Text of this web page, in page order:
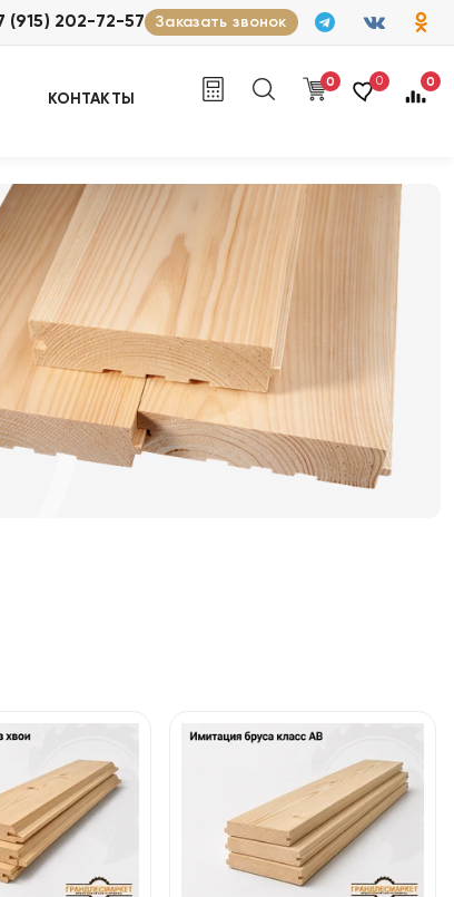
(915) 202-72-57 Заказать звонок
КОНТАКТЫ
0 0 0